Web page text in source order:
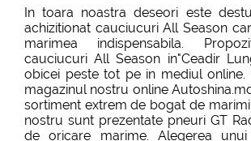
In toara noastra deseori este
achizitionat cauciucuri All Season
marimea indispensabila.
cauciucuri All Season in"Ceadir
obicei peste tot pe in mediul online.
magazinul nostru online
sortiment extrem de bogat de
nostru sunt prezentate pneuri GT
de oricare marime. Alegerea